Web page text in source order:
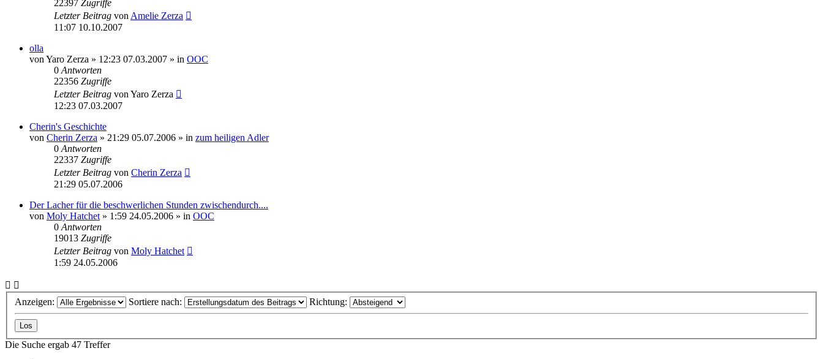
22397 Zugriffe
Letzter Beitrag von Amelie Zerza
11:07 10.10.2007
olla
von Yaro Zerza » 12:23 07.03.2007 » in OOC
0 Antworten
22356 Zugriffe
Letzter Beitrag von Yaro Zerza
12:23 07.03.2007
Cherin's Geschichte
von Cherin Zerza » 21:29 05.07.2006 » in zum heiligen Adler
0 Antworten
22337 Zugriffe
Letzter Beitrag von Cherin Zerza
21:29 05.07.2006
Der Lacher für die beschwerlichen Stunden zwischendurch....
von Moly Hatchet » 1:59 24.05.2006 » in OOC
0 Antworten
19013 Zugriffe
Letzter Beitrag von Moly Hatchet
1:59 24.05.2006
Anzeigen: Sortiere nach: Richtung:
Die Suche ergab 47 Treffer